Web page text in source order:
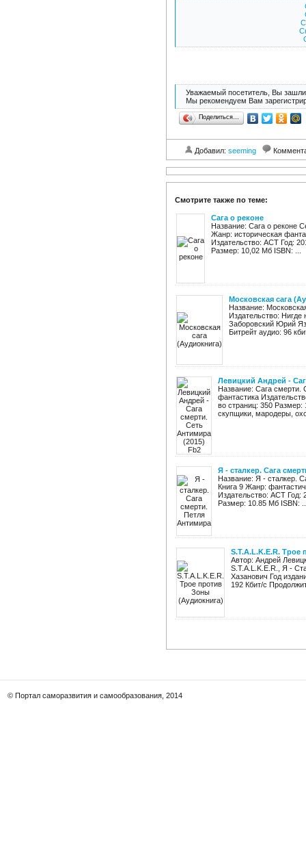
Уважаемый посетитель, Вы зашли
Мы рекомендуем Вам
Поделиться…
Добавил: seeming
Смотрите также по теме:
Сага о реконе
Название: Сага о реконе
Жанр: историческая
Издательство: АСТ Год:
Размер: 10,02 Мб ISBN: ...
Московская сага
Название:
Издательство: Нигде
Заборовский Юрий
Битрейт аудио: 96
Левицкий Андрей -
Название: Сага смерти.
фантастика
во страниц: 350 Размер:
скупщики, мародеры,
Я - сталкер. Сага
Название: Я - сталкер.
Книга 9 Жанр:
Издательство: АСТ Год:
Размер: 10.85 Мб ISBN:
S.T.A.L.K.E.R.
Автор: Андрей
S.T.A.L.K.E.R., Я -
Хазанович Год
192 Кбит/с
© Портал саморазвития и самообразования, 2014